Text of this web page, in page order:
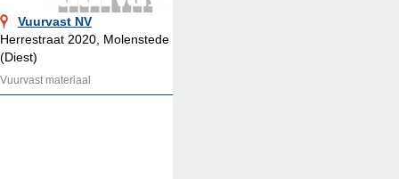
Vuurvast NV
Herrestraat 2020, Molenstede
(Diest)
Vuurvast materiaal